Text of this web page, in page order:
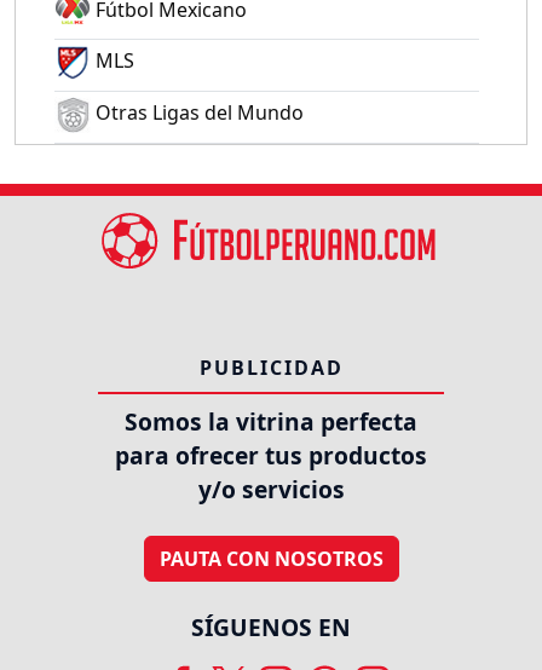
Fútbol Mexicano
MLS
Otras Ligas del Mundo
PUBLICIDAD
Somos la vitrina perfecta
para ofrecer tus productos
y/o servicios
PAUTA CON NOSOTROS
SÍGUENOS EN